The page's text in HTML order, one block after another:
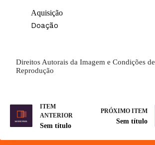
Aquisição
Doação
Direitos Autorais da Imagem e Condições de
Reprodução
ITEM
ANTERIOR
Sem título
PRÓXIMO ITEM
Sem título